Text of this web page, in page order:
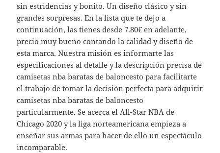
sin estridencias y bonito. Un diseño clásico y sin
grandes sorpresas. En la lista que te dejo a
continuación, las tienes desde 7.80€ en adelante,
precio muy bueno contando la calidad y diseño de
esta marca. Nuestra misión es informarte las
especificaciones al detalle y la descripción precisa de
camisetas nba baratas de baloncesto para facilitarte
el trabajo de tomar la decisión perfecta para adquirir
camisetas nba baratas de baloncesto
particularmente. Se acerca el All-Star NBA de
Chicago 2020 y la liga norteamericana empieza a
enseñar sus armas para hacer de ello un espectáculo
incomparable.